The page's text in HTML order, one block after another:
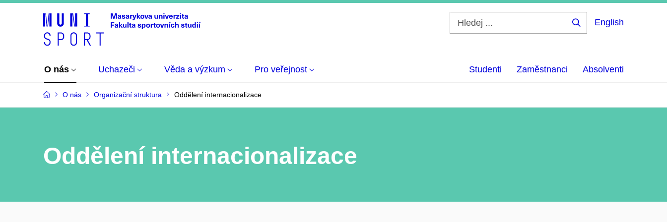
English
O nás Uchazeči Věda a výzkum Pro veřejnost Studenti Zaměstnanci Absolventi
O nás Organizační struktura Oddělení internacionalizace
Oddělení internacionalizace